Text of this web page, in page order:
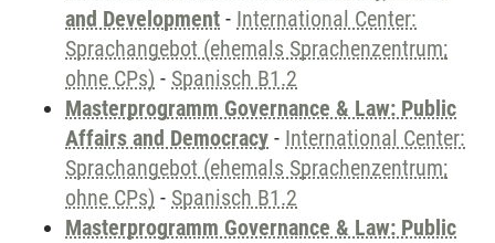
and Development - International Center:
Sprachangebot (ehemals Sprachenzentrum;
ohne CPs) - Spanisch B1.2
Masterprogramm Governance & Law: Public
Affairs and Democracy - International Center:
Sprachangebot (ehemals Sprachenzentrum;
ohne CPs) - Spanisch B1.2
Masterprogramm Governance & Law: Public